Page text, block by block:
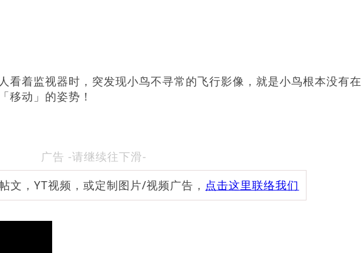
看着监视器时，突发现小鸟不寻常的飞行影像，就是小鸟根本没有在
移动」的姿势！
广告 -请继续往下滑-
，YT视频，或定制图片/视频广告， 点击这里联络我们